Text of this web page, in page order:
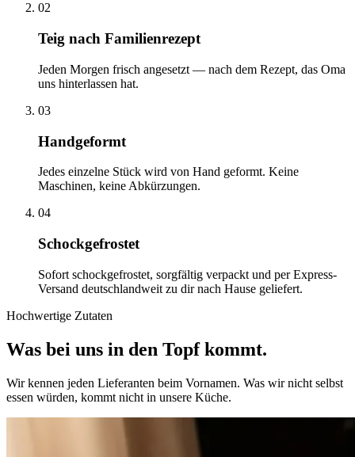
02
Teig nach Familienrezept
Jeden Morgen frisch angesetzt — nach dem Rezept, das Oma
uns hinterlassen hat.
03
Handgeformt
Jedes einzelne Stück wird von Hand geformt. Keine
Maschinen, keine Abkürzungen.
04
Schockgefrostet
Sofort schockgefrostet, sorgfältig verpackt und per Express-
Versand deutschlandweit zu dir nach Hause geliefert.
Hochwertige Zutaten
Was bei uns in den Topf kommt.
Wir kennen jeden Lieferanten beim Vornamen. Was wir nicht selbst
essen würden, kommt nicht in unsere Küche.